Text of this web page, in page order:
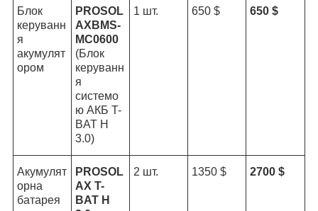
Блок
керуванн
я
акумулят
ором
PROSOL
AXBMS-
МС0600
(Блок
керуванн
я
системо
ю АКБ T-
BAT H
3.0)
1 шт. 650 $ 650 $
Акумулят
орна
батарея
PROSOL
AX T-
BAT H
2 шт. 1350 $ 2700 $